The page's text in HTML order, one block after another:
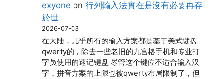
exyone on行列輸入法實在是沒有必要再存
於世
2026-07-03
在大陆，几乎所有的输入方案都是基于美式键盘
qwerty的，除去一些老旧的九宫格手机和专业打
字员使用的速记键盘 尽管这个键位不适合输入汉
字，拼音方案的上限也被qwerty布局限制了，但